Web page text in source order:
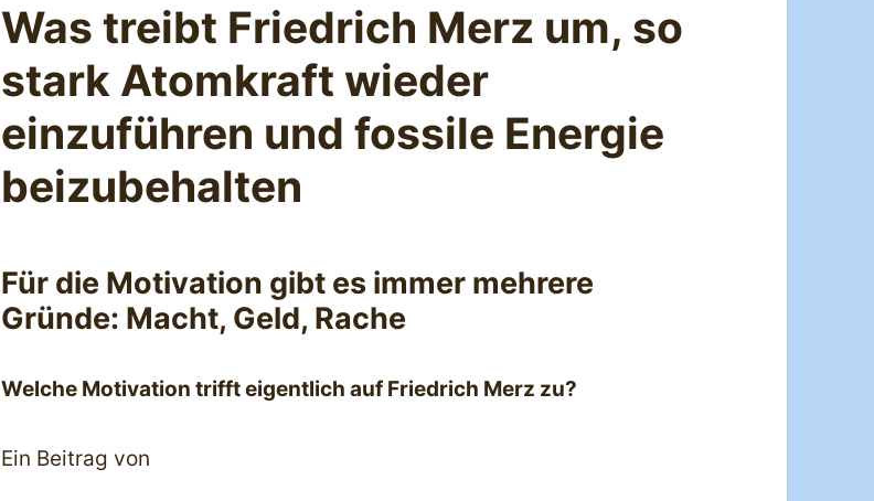
Was treibt Friedrich Merz um, so
stark Atomkraft wieder
einzuführen und fossile Energie
beizubehalten
Für die Motivation gibt es immer mehrere
Gründe: Macht, Geld, Rache
Welche Motivation trifft eigentlich auf Friedrich Merz zu?
Ein Beitrag von